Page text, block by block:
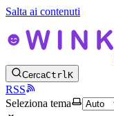
Salta ai contenuti
CercaCtrlK
RSS
Seleziona tema